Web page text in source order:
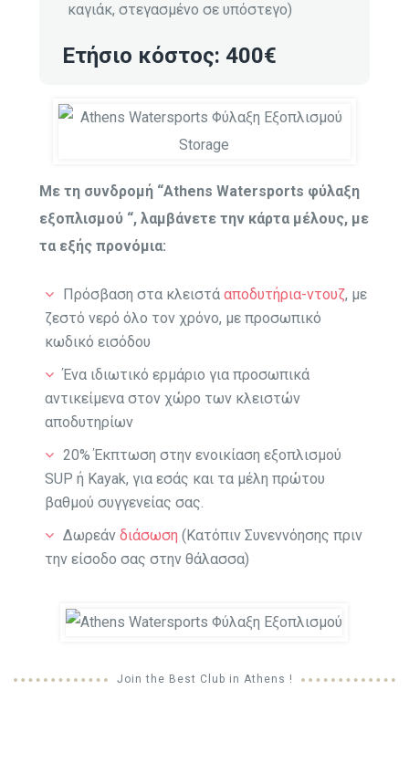
καγιάκ, στεγασμένο σε υπόστεγο)
Ετήσιο κόστος: 400€
Με τη συνδρομή “Athens Watersports φύλαξη
εξοπλισμού “, λαμβάνετε την κάρτα μέλους, με
τα εξής προνόμια:
Πρόσβαση στα κλειστά αποδυτήρια-ντουζ, με
ζεστό νερό όλο τον χρόνο, με προσωπικό
κωδικό εισόδου
Ένα ιδιωτικό ερμάριο για προσωπικά
αντικείμενα στον χώρο των κλειστών
αποδυτηρίων
20% Έκπτωση στην ενοικίαση εξοπλισμού
SUP ή Kayak, για εσάς και τα μέλη πρώτου
βαθμού συγγενείας σας.
Δωρεάν διάσωση (Κατόπιν Συνεννόησης πριν
την είσοδο σας στην θάλασσα)
Join the Best Club in Athens !